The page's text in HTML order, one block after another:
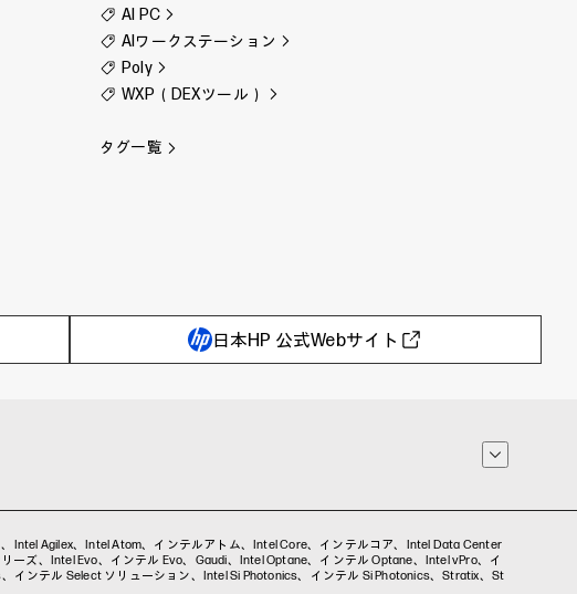
AI PC
AIワークステーション
Poly
WXP（DEXツール）
タグ一覧
日本HP 公式Webサイト
Intel Agilex、Intel Atom、インテルアトム、Intel Core、インテルコア、Intel Data Center
ーズ、Intel Evo、インテル Evo、Gaudi、Intel Optane、インテル Optane、Intel vPro、イ
インテル Select ソリューション、Intel Si Photonics、インテル Si Photonics、Stratix、St